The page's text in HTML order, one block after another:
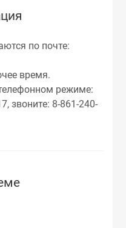
по почте:
время.
режиме:
звоните: 8-861-240-